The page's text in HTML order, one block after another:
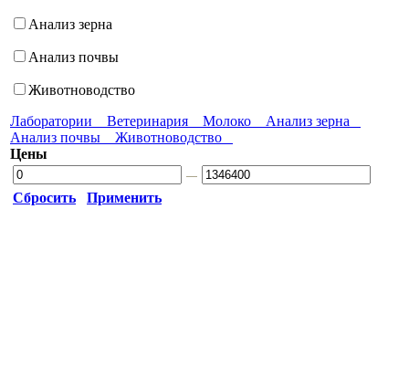
Анализ зерна
Анализ почвы
Животноводство
Лаборатории
Ветеринария Молоко
Анализ зерна
Анализ почвы
Животноводство
Цены
Сбросить Применить